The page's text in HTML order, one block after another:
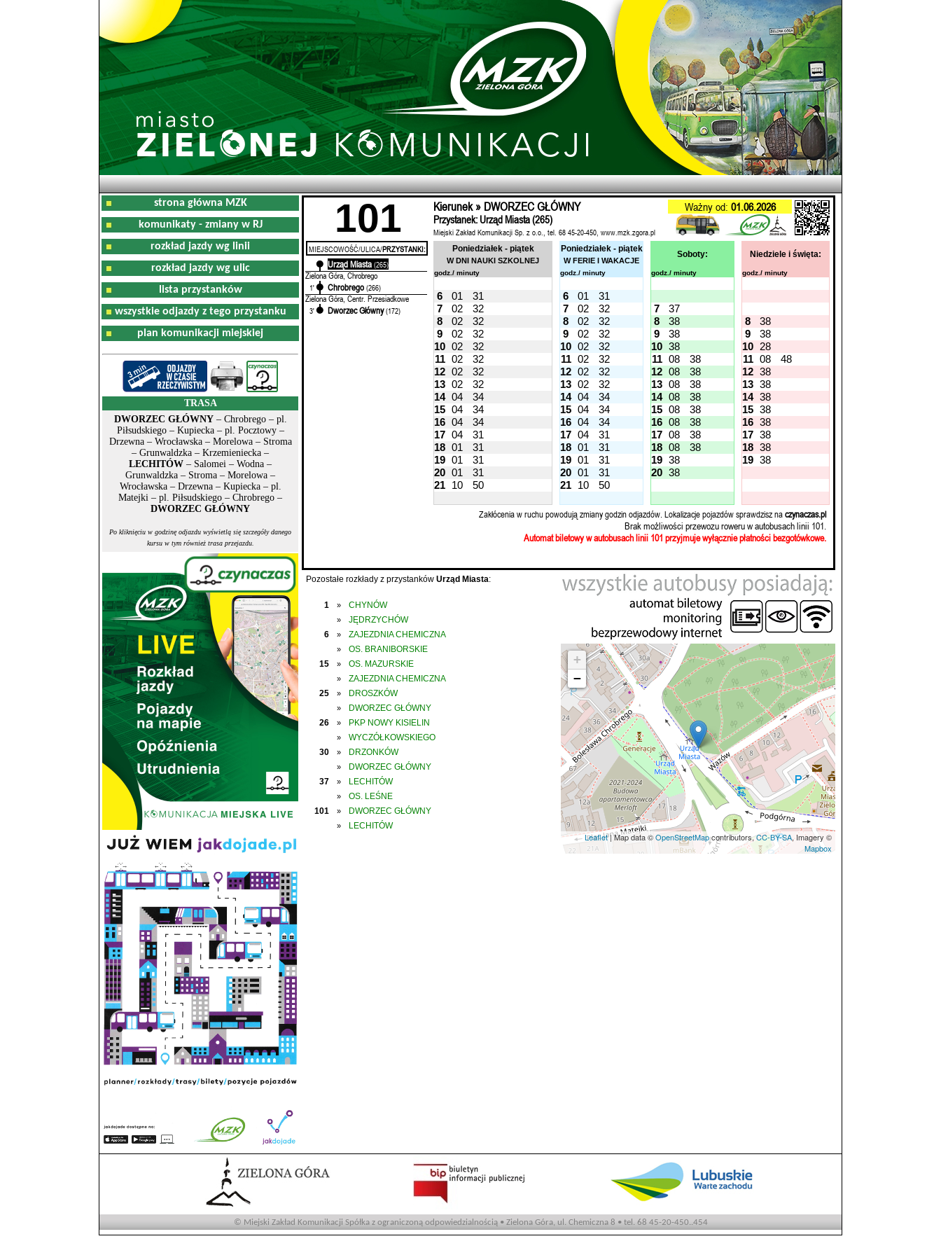
strona główna MZK
komunikaty - zmiany w RJ
rozkład jazdy wg linii
rozkład jazdy wg ulic
lista przystanków
wszystkie odjazdy z tego przystanku
plan komunikacji miejskiej
TRASA
DWORZEC GŁÓWNY– Chrobrego – pl.
Piłsudskiego – Kupiecka – pl. Pocztowy –
Drzewna – Wrocławska – Morelowa – Stroma
– Grunwaldzka – Krzemieniecka –
LECHITÓW – Salomei – Wodna –
Grunwaldzka – Stroma – Morelowa –
Wrocławska – Drzewna – Kupiecka – pl.
Matejki – pl. Piłsudskiego – Chrobrego –
DWORZEC GŁÓWNY
Po kliknięciu w godzinę odjazdu wyświetlą się szczegóły danego
kursu w tym również trasa przejazdu.
101 Kierunek » DWORZEC GŁÓWNY Ważny od: 01.06.2026
Przystanek: Urząd Miasta (265)
Miejski Zakład Komunikacji Sp. z o.o., tel. 68 45-20-450, www.mzk.zgora.pl
MIEJSCOWOŚĆ/ULICA/PRZYSTANKI:
Urząd Miasta (265)
Zielona Góra, Chrobrego
1' Chrobrego (266)
Zielona Góra, Centr. Przesiadkowe
3' Dworzec Główny (172)
Poniedziałek - piątek
W DNI NAUKI SZKOLNEJ
Poniedziałek - piątek
W FERIE I WAKACJE
Soboty: Niedziele i święta:
godz./ minuty godz./ minuty godz./ minuty godz./ minuty
6 01 31 6 01
31
7
02 32 7 02 32 7
37
8
02 32 8 02 32 8 38 8
38
9
02 32 9 02 32 9 38 9
38
10 02 32 10 02 32 10 38 10 28
11 02 32 11 02 32 11 08 38 11 08
48
12 02 32 12 02 32 12 08 38 12 38
13 02 32 13 02 32 13 08 38 13 38
14 04 34 14 04 34 14 08 38 14 38
15 04 34 15 04 34 15 08 38 15 38
16 04 34 16 04 34 16 08 38 16 38
17 04 31 17 04 31 17 08 38 17 38
18 01 31 18 01 31 18 08 38 18 38
19 01 31 19 01 31 19 38 19 38
20 01 31 20 01 31 20 38
21 10 50 21 10 50
Zakłócenia w ruchu powodują zmiany godzin odjazdów. Lokalizacje pojazdów sprawdzisz naczynaczas.pl
Brak możliwości przewozu roweru w autobusach linii 101.
Automat biletowy w autobusach linii 101 przyjmuje wyłącznie płatności bezgotówkowe.
Pozostałe rozkłady z przystanków Urząd Miasta:
1 » CHYNÓW
»
JĘDRZYCHÓW
6
» ZAJEZDNIA CHEMICZNA
»
OS. BRANIBORSKIE
15
» OS. MAZURSKIE
»
ZAJEZDNIA CHEMICZNA
25
» DROSZKÓW
»
DWORZEC GŁÓWNY
26
» PKP NOWY KISIELIN
»
WYCZÓŁKOWSKIEGO
30
» DRZONKÓW
»
DWORZEC GŁÓWNY
37
» LECHITÓW
»
OS. LEŚNE
101
» DWORZEC GŁÓWNY
» LECHITÓW
+
−
Leaflet| Map data ©OpenStreetMapcontributors,CC-BY-SA, Imagery ©
Mapbox
© Miejski Zakład Komunikacji Spółka z ograniczoną odpowiedzialnością • Zielona Góra, ul. Chemiczna 8 • tel. 68 45-20-450..454